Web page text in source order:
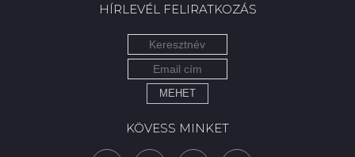
HÍRLEVÉL FELIRATKOZÁS
MEHET
KÖVESS MINKET